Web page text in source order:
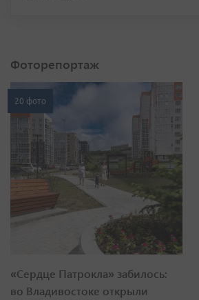
Фоторепортаж
20 фото
«Сердце Патрокла» забилось:
во Владивостоке открыли